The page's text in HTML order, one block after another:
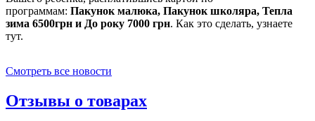
программам: Пакунок малюка, Пакунок школяра, Тепла
зима 6500грн и До року 7000 грн. Как это сделать, узнаете
тут.
Смотреть все новости
Отзывы о товарах